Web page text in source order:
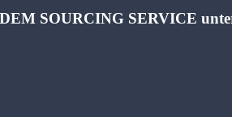
SOURCING SERVICE